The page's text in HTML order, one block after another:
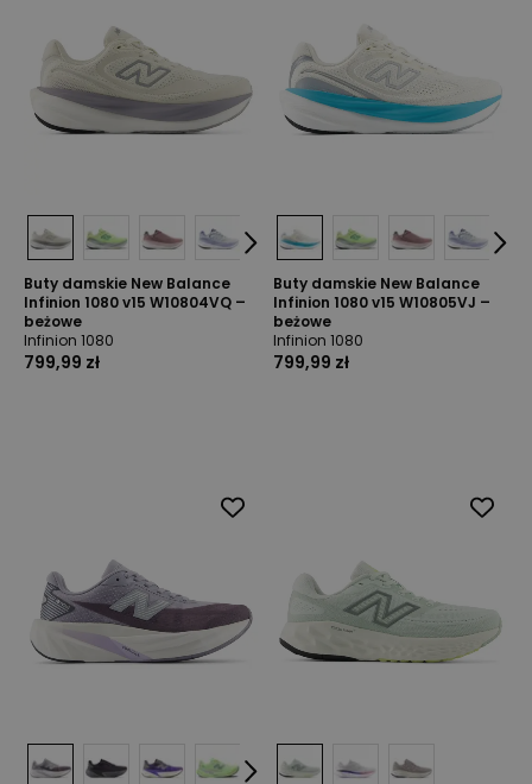
Buty damskie New Balance
Infinion 1080 v15 W10804VQ –
beżowe
Infinion 1080
799,99 zł
Buty damskie New Balance
Infinion 1080 v15 W10805VJ –
beżowe
Infinion 1080
799,99 zł